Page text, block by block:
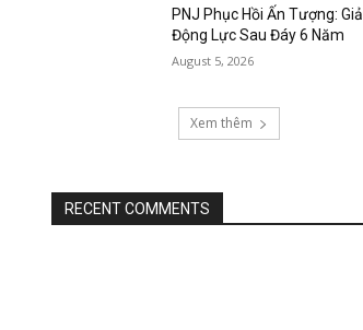
PNJ Phục Hồi Ấn Tượng:
Động Lực Sau Đáy 6 Năm
August 5, 2026
Xem thêm
RECENT COMMENTS